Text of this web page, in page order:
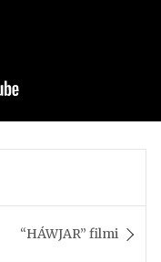
“HÁWJAR” filmi